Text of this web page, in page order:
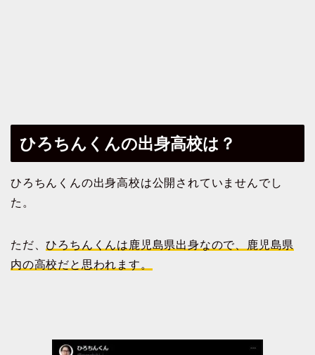
ひろちんくんの出身高校は？
ひろちんくんの出身高校は公開されていませんでし
た。
ただ、ひろちんくんは鹿児島県出身なので、鹿児島県
内の高校だと思われます。